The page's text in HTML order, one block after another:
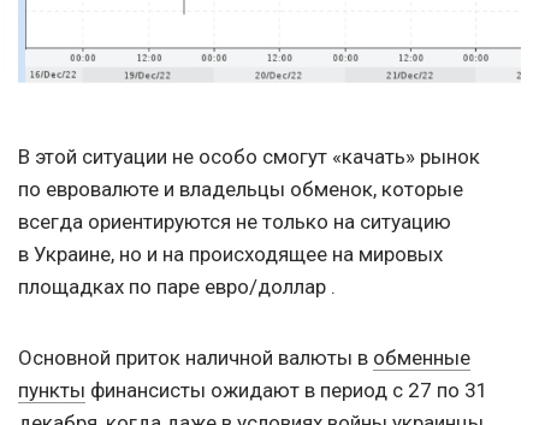
В этой ситуации не особо смогут «качать» рынок
по евровалюте и владельцы обменок, которые
всегда ориентируются не только на ситуацию
в Украине, но и на происходящее на мировых
площадках по паре евро/доллар .
Основной приток наличной валюты в обменные
пункты финансисты ожидают в период с 27 по 31